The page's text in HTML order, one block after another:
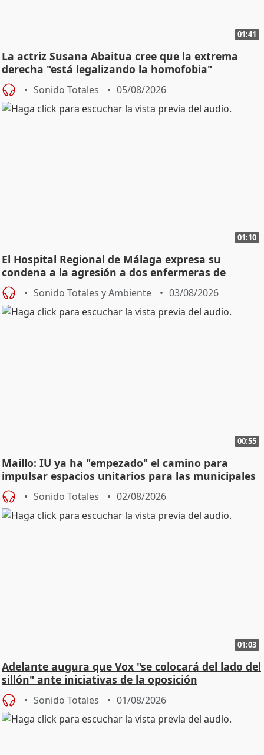
01:41
La actriz Susana Abaitua cree que la extrema
derecha "está legalizando la homofobia"
Sonido Totales 05/08/2026
01:10
El Hospital Regional de Málaga expresa su
condena a la agresión a dos enfermeras de
Urgencias
Sonido Totales y Ambiente 03/08/2026
00:55
Maíllo: IU ya ha "empezado" el camino para
impulsar espacios unitarios para las municipales
Sonido Totales 02/08/2026
01:03
Adelante augura que Vox "se colocará del lado del
sillón" ante iniciativas de la oposición
Sonido Totales 01/08/2026